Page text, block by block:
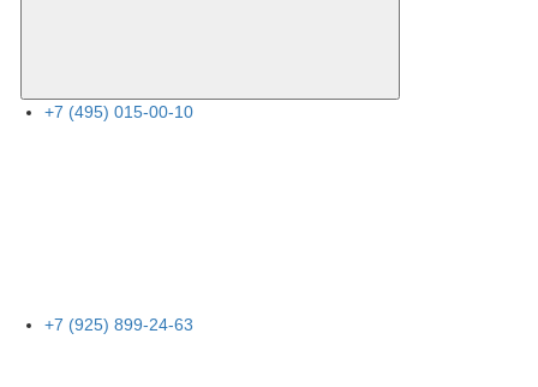
+7 (495) 015-00-10
+7 (925) 899-24-63